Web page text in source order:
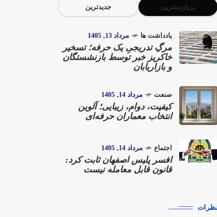
پربازدیدترین جدیدترین
یادداشت ها مرداد 13, 1405
مرگِ تدریجیِ یک حرفه؛ تسخیر
خاکریز خبر توسط بازنشستگان
و بازاریابان
صنعت مرداد 14, 1405
کیفیت، دوام، زیبایی؛ آلوین
انتخاب معماران حرفه‌ای
اجتماع مرداد 14, 1405
افسر پلیس اصفهان ثابت کرد:
قانون قابل معامله نیست